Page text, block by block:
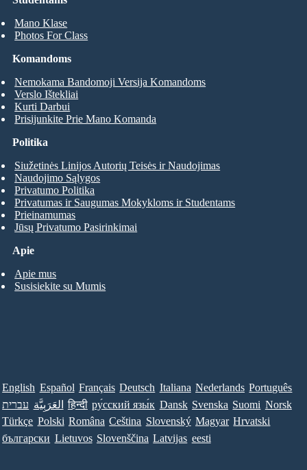
Mano Klase
Photos For Class
Komandoms
Nemokama Bandomoji Versija Komandoms
Verslo Ištekliai
Kurti Darbui
Prisijunkite Prie Mano Komanda
Apie
Apie mus
Susisiekite su Mumis
Politika
Siužetinės Linijos Autorių Teisės ir Naudojimas
Naudojimo Sąlygos
Privatumo Politika
Privatumas ir Saugumas Mokykloms ir Studentams
Prieinamumas
Jūsų Privatumo Pasirinkimai
English Español Français Deutsch Italiana Nederlands Português
עברית العَرَبِيَّة हिन्दी ру́сский язы́к Dansk Svenska Suomi Norsk
Türkçe Polski Româna Ceština Slovenský Magyar Hrvatski
български Lietuvos Slovenščina Latvijas eesti